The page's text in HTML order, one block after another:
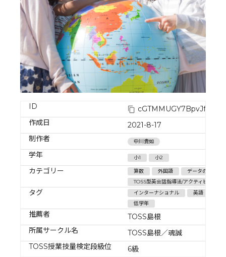
ID
作成日
2021-8-17
制作者
中川貴如
学年 小1 小2
カテゴリー 算数 外国語
データの活用/そ
TOSS型英会話指導法/アクティビティ＆
タグ インターナショナル 英語
低学年
推薦者
TOSS島根
所属サークル名
TOSS島根／魂誠
TOSS授業技量検定段級位
6級